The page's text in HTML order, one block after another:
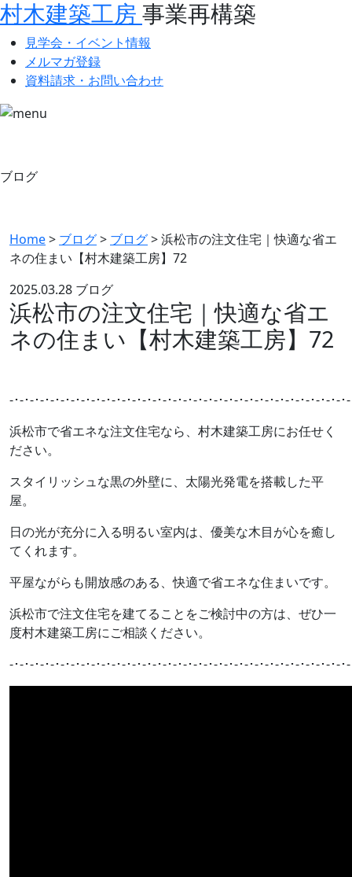
村木建築工房 事業再構築
見学会・イベント情報
メルマガ登録
資料請求・お問い合わせ
ブログ
Home> ブログ> ブログ>浜松市の注文住宅｜快適な省エ
ネの住まい【村木建築工房】72
2025.03.28 ブログ
浜松市の注文住宅｜快適な省エ
ネの住まい【村木建築工房】72
-･-･-･-･-･-･-･-･-･-･-･-･-･-･-･-･-･-･-･-･-･-･-･-･-･-･-･-･-･-･-･-･-･
浜松市で省エネな注文住宅なら、村木建築工房にお任せく
ださい。
スタイリッシュな黒の外壁に、太陽光発電を搭載した平
屋。
日の光が充分に入る明るい室内は、優美な木目が心を癒し
てくれます。
平屋ながらも開放感のある、快適で省エネな住まいです。
浜松市で注文住宅を建てることをご検討中の方は、ぜひ一
度村木建築工房にご相談ください。
-･-･-･-･-･-･-･-･-･-･-･-･-･-･-･-･-･-･-･-･-･-･-･-･-･-･-･-･-･-･-･-･-･